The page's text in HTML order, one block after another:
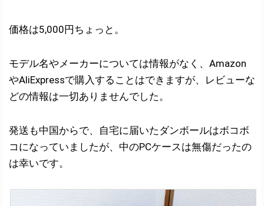
価格は5,000円ちょっと。
モデル名やメーカーについては情報がなく、Amazon
やAliExpressで購入することはできますが、レビューな
どの情報は一切ありませんでした。
発送も中国からで、自宅に届いたダンボールはボコボ
コになっていましたが、中のPCケースは無傷だったの
は幸いです。